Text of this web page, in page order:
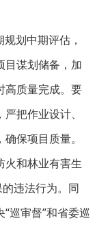
划中期评估，
目谋划储备，加
高质量完成。要
把作业设计、
保项目质量。
火和林业有害生
违法行为。同
巡审督”和省委巡